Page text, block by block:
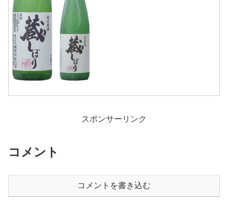
スポンサーリンク
コメント
コメントを書き込む